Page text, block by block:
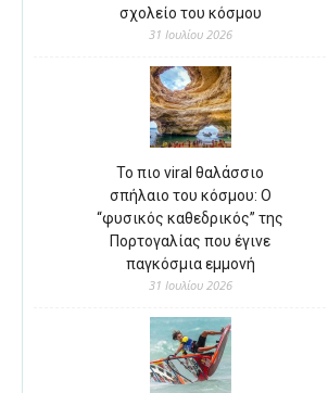
σχολείο του κόσμου
31 Ιουλίου 2026
Το πιο viral θαλάσσιο
σπήλαιο του κόσμου: Ο
“φυσικός καθεδρικός” της
Πορτογαλίας που έγινε
παγκόσμια εμμονή
31 Ιουλίου 2026